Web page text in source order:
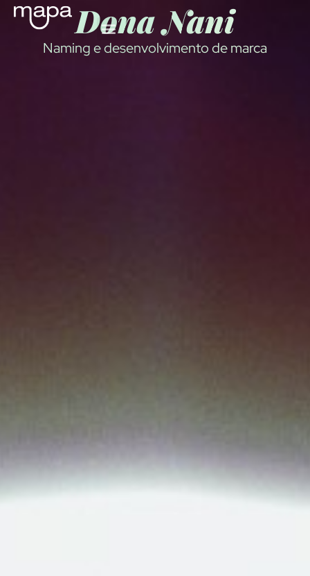
Dona Nani
Naming e desenvolvimento de marca